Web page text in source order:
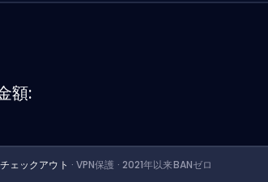
額:
ェックアウト · VPN保護 · 2021年以来BANゼロ